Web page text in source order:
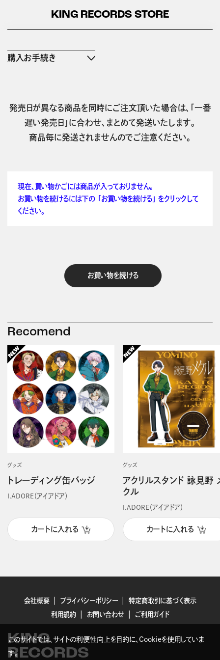
KING RECORDS STORE
購入お手続き
発売日が異なる商品を同時にご注文頂いた場合は、「一番
遅い発売日」に合わせ、まとめて発送いたします。
商品毎に発送されませんのでご注意ください。
現在、買い物かごには商品が入っておりません。
お買い物を続けるには下の 「お買い物を続ける」 をクリックして
ください。
お買い物を続ける
Recomend
グッズ
トレーディング缶バッジ
I.ADORE（アイアドア）
カートに入れる
グッズ
アクリルスタンド 詠見野
クル
I.ADORE（アイアドア）
カートに入れる
会社概要 プライバシーポリシー
特定商取引に基づく表示
利用規約
お問い合わせ ご利用ガイド
KING
RECORDS
このサイトでは、サイトの利便性向上を目的に、Cookieを使用していま
す。